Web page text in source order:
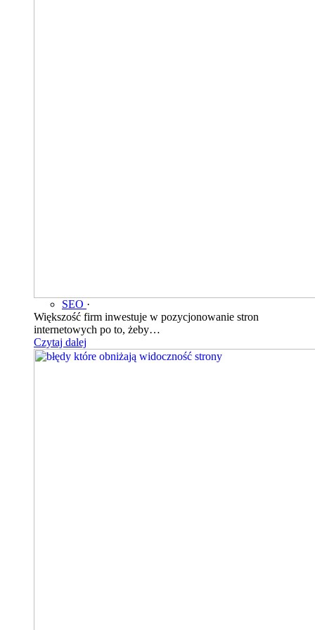
SEO ·
Większość firm inwestuje w pozycjonowanie stron
internetowych po to, żeby…
Czytaj dalej